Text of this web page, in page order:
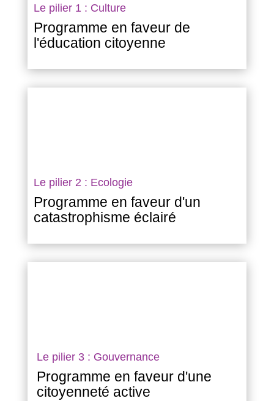
Le pilier 1 : Culture
Programme en faveur de
l'éducation citoyenne
Le pilier 2 : Ecologie
Programme en faveur d'un
catastrophisme éclairé
Le pilier 3 : Gouvernance
Programme en faveur d'une
citoyenneté active